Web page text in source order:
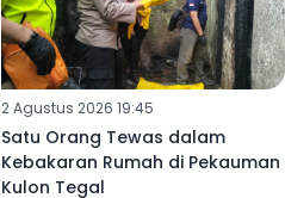
2 Agustus 2026 19:45
Satu Orang Tewas dalam
Kebakaran Rumah di Pekauman
Kulon Tegal